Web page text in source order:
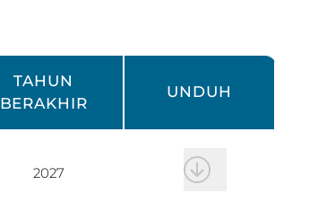
TAHUN
BERAKHIR
UNDUH
2027